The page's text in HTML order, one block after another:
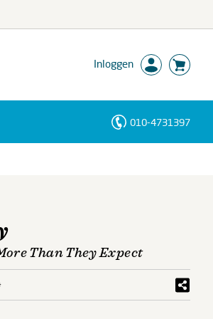
Inloggen
010-4731397
Than They Expect